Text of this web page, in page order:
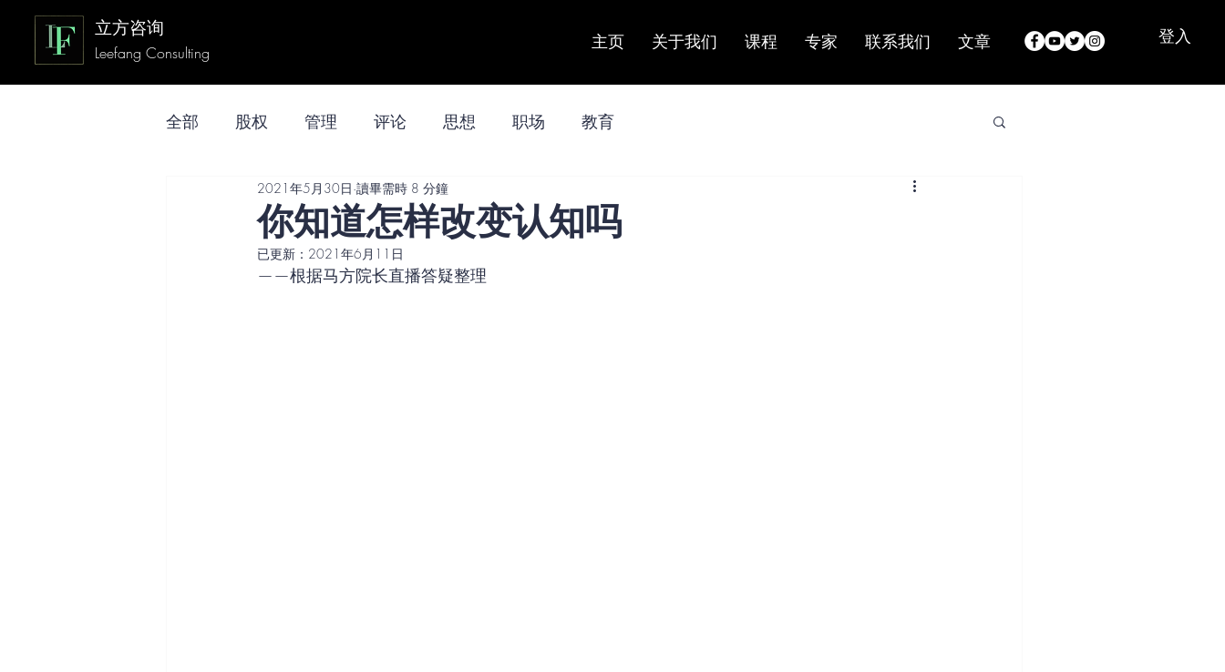
立方咨询
Leefang Consulting
主页 关于我们 课程 专家 联系我们 文章 登入
全部 股权 管理 评论 思想 职场 教育
你知道怎样改变认知吗
2021年5月30日 讀畢需時 8 分鐘
已更新： 2021年6月11日
——根据马方院长直播答疑整理